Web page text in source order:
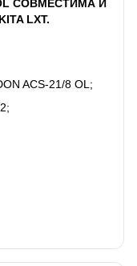
СОВМЕСТИМА И
LXT.
ACS-21/8 OL;